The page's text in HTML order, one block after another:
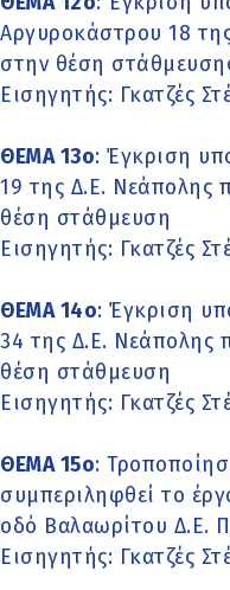
Αργυροκάστρου 18
στην θέση
Εισηγητής: Γκατζές
ΘΕΜΑ 13o: Έγκριση
19 της Δ.Ε. Νεάπολης
θέση στάθμευση
Εισηγητής: Γκατζές
ΘΕΜΑ 14o: Έγκριση
34 της Δ.Ε. Νεάπολης
θέση στάθμευση
Εισηγητής: Γκατζές
ΘΕΜΑ 15o:
συμπεριληφθεί το
οδό Βαλαωρίτου Δ.Ε.
Εισηγητής: Γκατζές